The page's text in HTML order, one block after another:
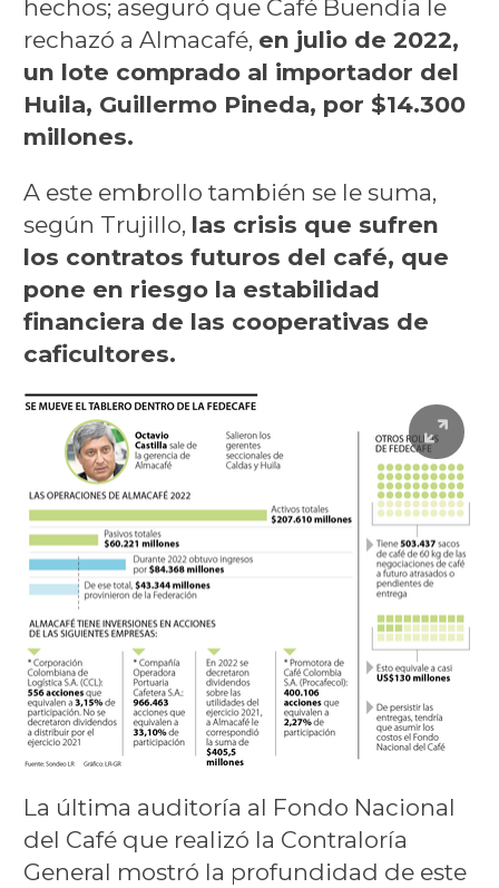
hechos; aseguró que Café Buendía le
rechazó a Almacafé, en julio de 2022,
un lote comprado al importador del
Huila, Guillermo Pineda, por $14.300
millones.
A este embrollo también se le suma,
según Trujillo, las crisis que sufren
los contratos futuros del café, que
pone en riesgo la estabilidad
financiera de las cooperativas de
caficultores.
La última auditoría al Fondo Nacional
del Café que realizó la Contraloría
General mostró la profundidad de este